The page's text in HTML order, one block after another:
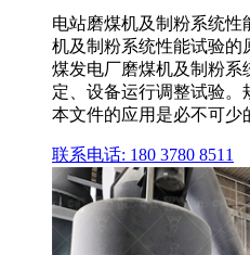
电站磨煤机及制粉系统性
机及制粉系统性能试验的
煤发电厂磨煤机及制粉系
定、设备运行调整试验
本文件的应用是必不可少
联系电话: 180 3780 8511